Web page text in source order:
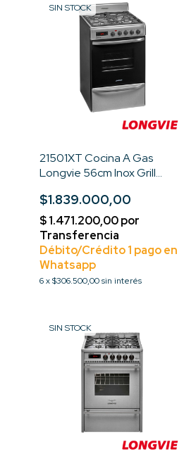
SIN STOCK
21501XT Cocina A Gas
Longvie 56cm Inox Grill
$1.839.000,00
6 x$306.500,00 sin interés
SIN STOCK